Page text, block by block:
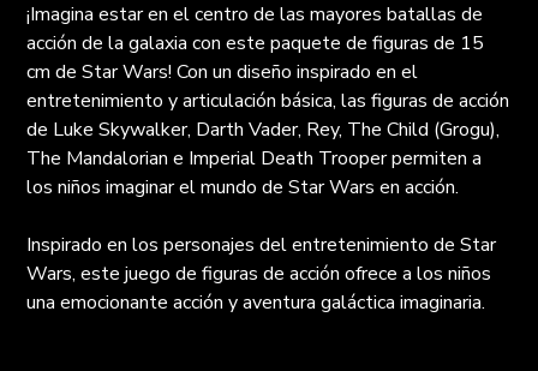
¡Imagina estar en el centro de las mayores batallas de
acción de la galaxia con este paquete de figuras de 15
cm de Star Wars! Con un diseño inspirado en el
entretenimiento y articulación básica, las figuras de acción
de Luke Skywalker, Darth Vader, Rey, The Child (Grogu),
The Mandalorian e Imperial Death Trooper permiten a
los niños imaginar el mundo de Star Wars en acción.
Inspirado en los personajes del entretenimiento de Star
Wars, este juego de figuras de acción ofrece a los niños
una emocionante acción y aventura galáctica imaginaria.